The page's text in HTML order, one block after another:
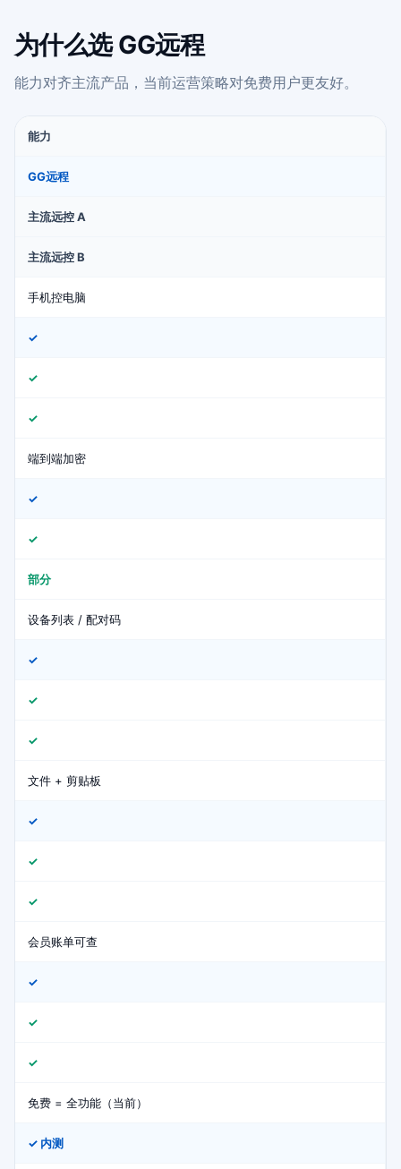
为什么选 GG远程
能力对齐主流产品，当前运营策略对免费用户更友好。
能力
GG远程
主流远控 A
主流远控 B
手机控电脑
✓
✓
✓
端到端加密
✓
✓
部分
设备列表 / 配对码
✓
✓
✓
文件 + 剪贴板
✓
✓
✓
会员账单可查
✓
✓
✓
免费 = 全功能（当前）
✓ 内测